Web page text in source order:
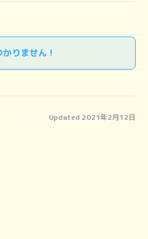
りません !
Updated 2021年2月12日